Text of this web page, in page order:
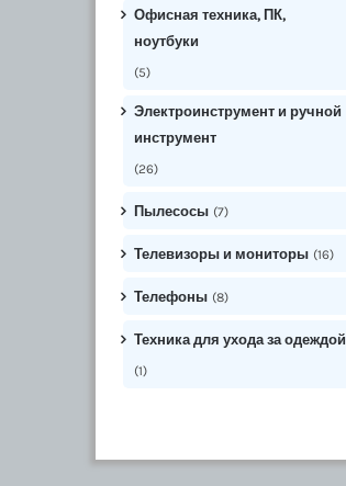
Офисная техника, ПК,
ноутбуки
(5)
Электроинструмент и ручной
инструмент
(26)
Пылесосы (7)
Телевизоры и мониторы (16)
Телефоны (8)
Техника для ухода за одеждой
(1)